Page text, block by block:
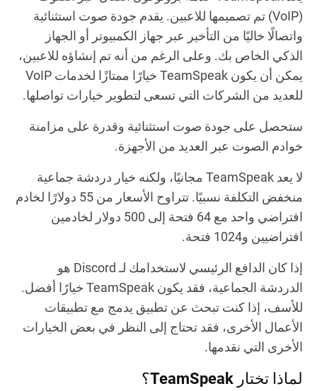
(VoIP) تم تصميمها للاعبين. يقدم جودة صوت استثنائية
واتصالًا خاليًا من التأخير عبر جهاز الكمبيوتر أو الجهاز
الذكي الخاص بك. وعلى الرغم من أنه تم إنشاؤه للاعبين،
يمكن أن يكون TeamSpeak خيارًا ممتازًا لخدمات VoIP
للعديد من الشركات التي تسعى لتطوير خيارات تواصلها.
ستحصل على جودة صوت استثنائية وقدرة على مزامنة
خوادم الصوت عبر العديد من الأجهزة.
لا يعد TeamSpeak مجانيًا، ولكنه خيار دردشة جماعية
منخفض التكلفة نسبيًا. تتراوح الأسعار من 55 دولارًا لخادم
افتراضي واحد مع 64 فتحة إلى 500 دولار لخادمين
افتراضيين و1024 فتحة.
إذا كان الدافع الرئيسي لاستخدامك لـ Discord هو
الدردشة الجماعية، فقد يكون TeamSpeak خيارًا أفضل.
للأسف، إذا كنت تبحث عن تطبيق يدمج مع تطبيقات
الأعمال الأخرى، فقد تحتاج إلى النظر في بعض الخيارات
الأخرى التي نقدمها.
لماذا تختار TeamSpeak؟